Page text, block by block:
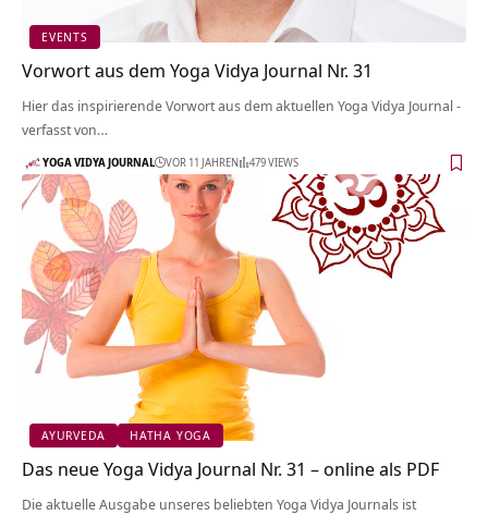
EVENTS
Vorwort aus dem Yoga Vidya Journal Nr. 31
Hier das inspirierende Vorwort aus dem aktuellen Yoga Vidya Journal -
verfasst von…
YOGA VIDYA JOURNAL VOR 11 JAHREN 479 VIEWS
AYURVEDA HATHA YOGA
Das neue Yoga Vidya Journal Nr. 31 – online als PDF
Die aktuelle Ausgabe unseres beliebten Yoga Vidya Journals ist